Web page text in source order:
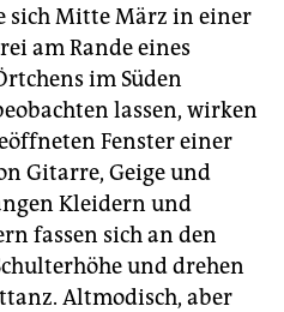
sich Mitte März in einer
am Rande eines
im Süden
lassen, wirken
Fenster einer
Gitarre, Geige und
Kleidern und
fassen sich an den
und drehen
Altmodisch, aber